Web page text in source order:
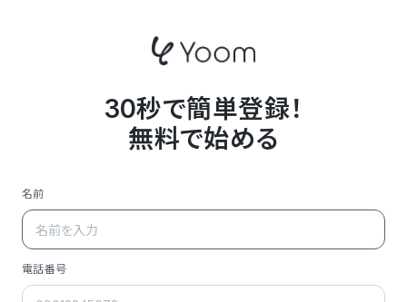
30秒で簡単登録！
無料で始める
名前
電話番号